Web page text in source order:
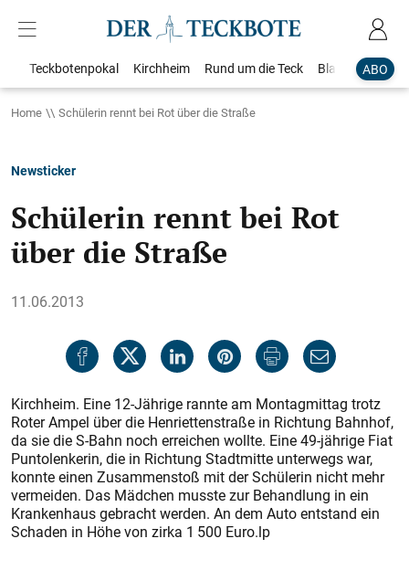
ABO
Teckbotenpokal Kirchheim Rund um die Teck Blaulicht
Home Schülerin rennt bei Rot über die Straße
Newsticker
Schülerin rennt bei Rot
über die Straße
11.06.2013
Kirchheim. Eine 12-Jährige rannte am Montagmittag trotz
Roter Ampel über die Henriettenstraße in Richtung Bahnhof,
da sie die S-Bahn noch erreichen wollte. Eine 49-jährige Fiat
Puntolenkerin, die in Richtung Stadtmitte unterwegs war,
konnte einen Zusammenstoß mit der Schülerin nicht mehr
vermeiden. Das Mädchen musste zur Behandlung in ein
Krankenhaus gebracht werden. An dem Auto entstand ein
Schaden in Höhe von zirka 1 500 Euro.lp